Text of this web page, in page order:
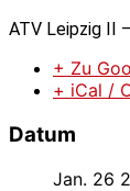
ATV Leipzig II
+ Zu
+ iCal /
Datum
Jan. 26